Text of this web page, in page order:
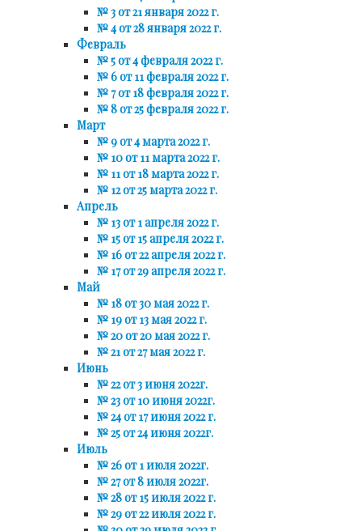
№ 3 от 21 января 2022 г.
№ 4 от 28 января 2022 г.
Февраль
№ 5 от 4 февраля 2022 г.
№ 6 от 11 февраля 2022 г.
№ 7 от 18 февраля 2022 г.
№ 8 от 25 февраля 2022 г.
Март
№ 9 от 4 марта 2022 г.
№ 10 от 11 марта 2022 г.
№ 11 от 18 марта 2022 г.
№ 12 от 25 марта 2022 г.
Апрель
№ 13 от 1 апреля 2022 г.
№ 15 от 15 апреля 2022 г.
№ 16 от 22 апреля 2022 г.
№ 17 от 29 апреля 2022 г.
Май
№ 18 от 30 мая 2022 г.
№ 19 от 13 мая 2022 г.
№ 20 от 20 мая 2022 г.
№ 21 от 27 мая 2022 г.
Июнь
№ 22 от 3 июня 2022г.
№ 23 от 10 июня 2022г.
№ 24 от 17 июня 2022 г.
№ 25 от 24 июня 2022г.
Июль
№ 26 от 1 июля 2022г.
№ 27 от 8 июля 2022г.
№ 28 от 15 июля 2022 г.
№ 29 от 22 июля 2022 г.